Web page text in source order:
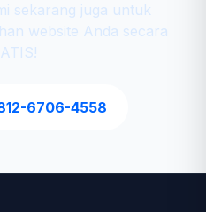
sekarang juga untuk
website Anda secara
6706-4558